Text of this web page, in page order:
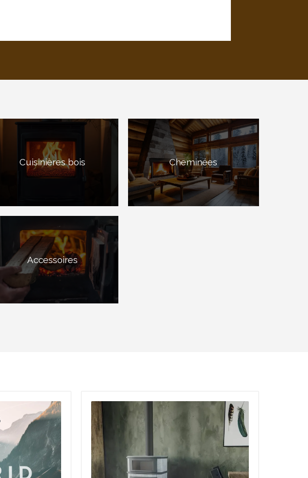
Cuisinières bois Cheminées
Accessoires